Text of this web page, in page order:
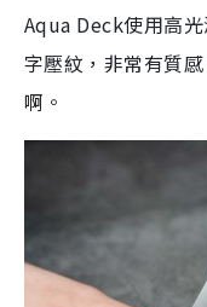
Aqua Deck使用高
字壓紋，非常有質
啊。